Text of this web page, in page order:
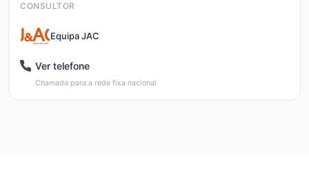
CONSULTOR
Equipa JAC
Ver telefone
Chamada para a rede fixa nacional